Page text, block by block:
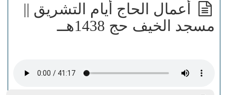
أعمال الحاج أيام التشريق ||
مسجد الخيف حج 1438هــ